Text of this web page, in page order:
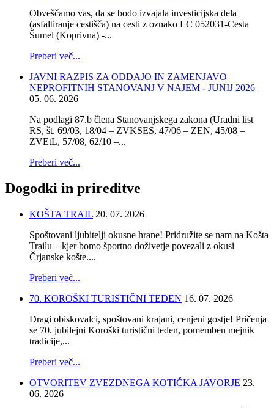
Obveščamo vas, da se bodo izvajala investicijska dela
(asfaltiranje cestišča) na cesti z oznako LC 052031-Cesta
Šumel (Koprivna) -...
Preberi več...
JAVNI RAZPIS ZA ODDAJO IN ZAMENJAVO
NEPROFITNIH STANOVANJ V NAJEM - JUNIJ 2026
05. 06. 2026
Na podlagi 87.b člena Stanovanjskega zakona (Uradni list
RS, št. 69/03, 18/04 – ZVKSES, 47/06 – ZEN, 45/08 –
ZVEtL, 57/08, 62/10 –...
Preberi več...
Dogodki in prireditve
KOŠTA TRAIL 20. 07. 2026
Spoštovani ljubitelji okusne hrane! Pridružite se nam na Košta
Trailu – kjer bomo športno doživetje povezali z okusi
Črjanske košte....
Preberi več...
70. KOROŠKI TURISTIČNI TEDEN 16. 07. 2026
Dragi obiskovalci, spoštovani krajani, cenjeni gostje! Pričenja
se 70. jubilejni Koroški turistični teden, pomemben mejnik
tradicije,...
Preberi več...
OTVORITEV ZVEZDNEGA KOTIČKA JAVORJE 23.
06. 2026